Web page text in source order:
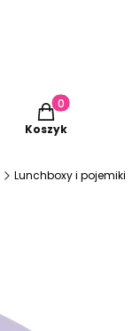
Produkty w
Koszyk
Lunchboxy i pojemiki